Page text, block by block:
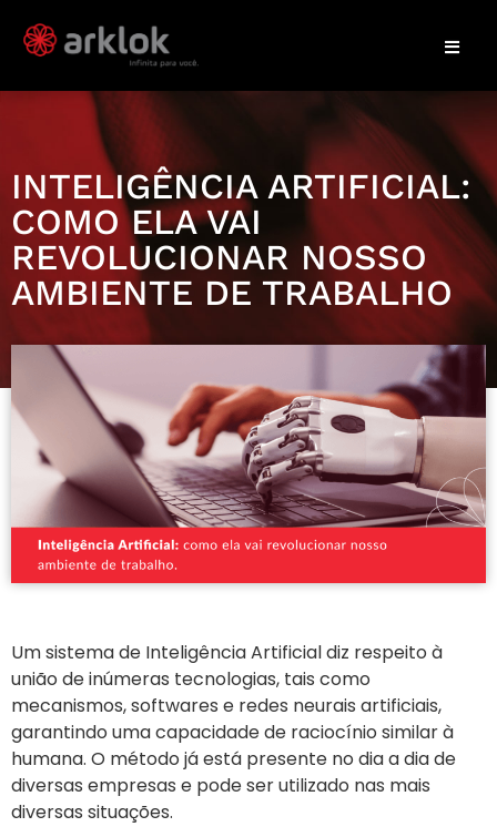
INTELIGÊNCIA ARTIFICIAL:
COMO ELA VAI
REVOLUCIONAR NOSSO
AMBIENTE DE TRABALHO
Um sistema de Inteligência Artificial diz respeito à
união de inúmeras tecnologias, tais como
mecanismos, softwares e redes neurais artificiais,
garantindo uma capacidade de raciocínio similar à
humana. O método já está presente no dia a dia de
diversas empresas e pode ser utilizado nas mais
diversas situações.